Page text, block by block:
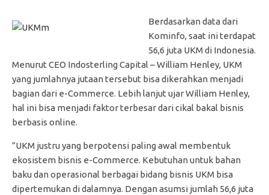
Berdasarkan data dari
Kominfo, saat ini terdapat
56,6 juta UKM di Indonesia.
Menurut CEO Indosterling Capital – William Henley, UKM
yang jumlahnya jutaan tersebut bisa dikerahkan menjadi
bagian dari e-Commerce. Lebih lanjut ujar William Henley,
hal ini bisa menjadi faktor terbesar dari cikal bakal bisnis
berbasis online.
”UKM justru yang berpotensi paling awal membentuk
ekosistem bisnis e-Commerce. Kebutuhan untuk bahan
baku dan operasional berbagai bidang bisnis UKM bisa
dipertemukan di dalamnya. Dengan asumsi jumlah 56,6 juta